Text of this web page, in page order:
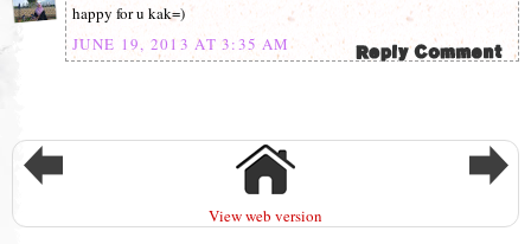
happy for u kak=)
JUNE 19, 2013 AT 3:35 AM
View web version